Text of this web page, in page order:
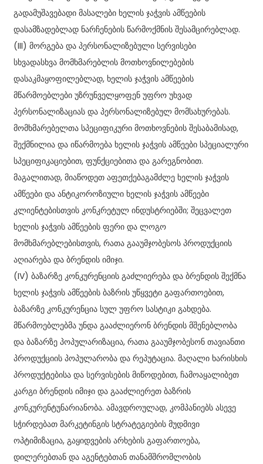
გადამუშავებადი მასალები ხელის ჯაჭვის ამწეების
დასამზადებლად ნარჩენების წარმოქმნის შესამცირებლად.
(III) მორგება და პერსონალიზებული სერვისები
სხვადასხვა მომხმარებლის მოთხოვნილებების
დასაკმაყოფილებლად, ხელის ჯაჭვის ამწეების
მწარმოებლები უზრუნველყოფენ უფრო უხვად
პერსონალიზაციას და პერსონალიზებულ მომსახურებას.
მომხმარებელთა სპეციფიკური მოთხოვნების შესაბამისად,
შექმნილია და იწარმოება ხელის ჯაჭვის ამწეები სპეციალური
სპეციფიკაციებით, ფუნქციებითა და გარეგნობით.
მაგალითად, მიაწოდეთ აფეთქებაგამძლე ხელის ჯაჭვის
ამწეები და ანტიკოროზიული ხელის ჯაჭვის ამწეები
კლიენტებისთვის კონკრეტულ ინდუსტრიებში; შეცვალეთ
ხელის ჯაჭვის ამწეების ფერი და ლოგო
მომხმარებლებისთვის, რათა გააუმჯობესოს პროდუქციის
აღიარება და ბრენდის იმიჯი.
(IV) ბაზარზე კონკურენციის გაძლიერება და ბრენდის შექმნა
ხელის ჯაჭვის ამწეების ბაზრის უწყვეტი გაფართოებით,
ბაზარზე კონკურენცია სულ უფრო სასტიკი გახდება.
მწარმოებლებმა უნდა გააძლიერონ ბრენდის მშენებლობა
და ბაზარზე პოპულარიზაცია, რათა გააუმჯობესონ თავიანთი
პროდუქციის პოპულარობა და რეპუტაცია. მაღალი ხარისხის
პროდუქტებისა და სერვისების მიწოდებით, ჩამოაყალიბეთ
კარგი ბრენდის იმიჯი და გააძლიერეთ ბაზრის
კონკურენტუნარიანობა. ამავდროულად, კომპანიებს ასევე
სჭირდებათ მარკეტინგის სტრატეგიების მუდმივი
ოპტიმიზაცია, გაყიდვების არხების გაფართოება,
დილერებთან და აგენტებთან თანამშრომლობის